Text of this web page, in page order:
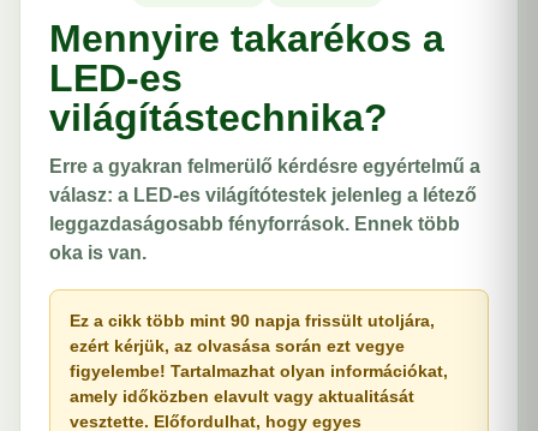
Mennyire takarékos a
LED-es
világítástechnika?
Erre a gyakran felmerülő kérdésre egyértelmű a
válasz: a LED-es világítótestek jelenleg a létező
leggazdaságosabb fényforrások. Ennek több
oka is van.
Ez a cikk több mint 90 napja frissült utoljára,
ezért kérjük, az olvasása során ezt vegye
figyelembe! Tartalmazhat olyan információkat,
amely időközben elavult vagy aktualitását
vesztette. Előfordulhat, hogy egyes